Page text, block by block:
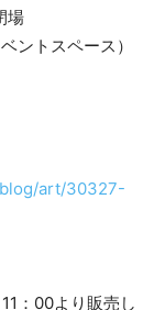
場
ントスペース）
art/30327-
：00より販売し